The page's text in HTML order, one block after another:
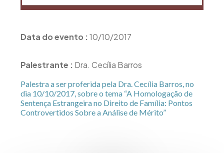
Data do evento :10/10/2017
Palestrante : Dra. Cecília Barros
Palestra a ser proferida pela Dra. Cecília Barros, no
dia 10/10/2017, sobre o tema “A Homologação de
Sentença Estrangeira no Direito de Família: Pontos
Controvertidos Sobre a Análise de Mérito”